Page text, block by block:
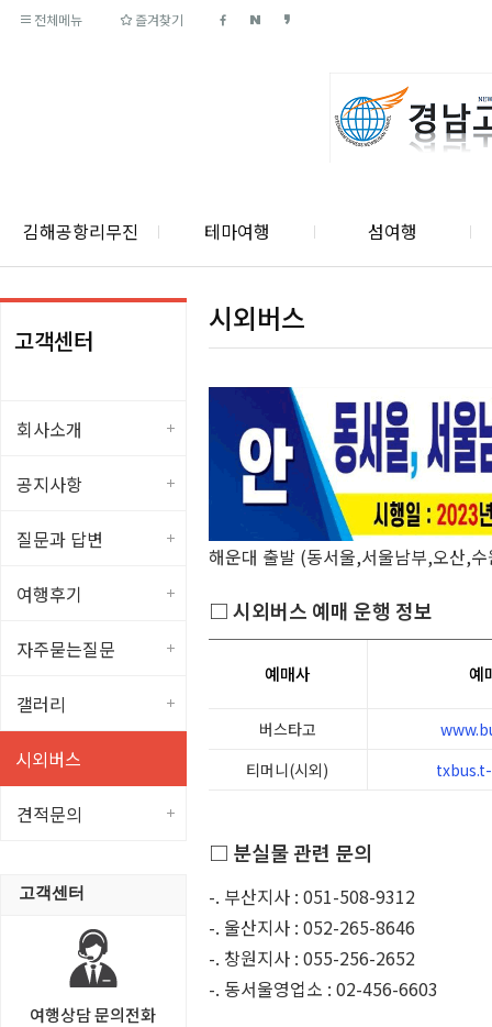
전체메뉴 즐겨찾기
김해공항리무진 테마여행 섬여행
고객센터
회사소개
공지사항
질문과 답변
여행후기
자주묻는질문
갤러리
시외버스
견적문의
고객센터
여행상담 문의전화
시외버스
해운대 출발 (동서울,서울남부,오산,
□ 시외버스 예매 운행 정보
예매사 예
버스타고
티머니(시외)
□ 분실물 관련 문의
-. 부산지사 : 051-508-9312
-. 울산지사 : 052-265-8646
-. 창원지사 : 055-256-2652
-. 동서울영업소 : 02-456-6603